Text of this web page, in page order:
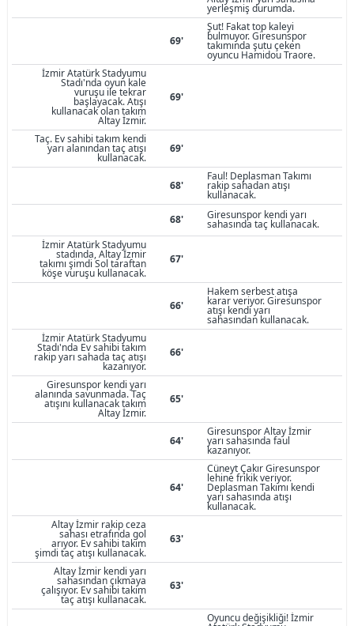
yerleşmiş durumda.
69'
Şut! Fakat top kaleyi
bulmuyor. Giresunspor
takımında şutu çeken
oyuncu Hamidou Traore.
İzmir Atatürk Stadyumu
Stadı'nda oyun kale
vuruşu ile tekrar
başlayacak. Atışı
kullanacak olan takım
Altay İzmir.
69'
Taç. Ev sahibi takım kendi
yarı alanından taç atışı
kullanacak.
69'
68'
Faul! Deplasman Takımı
rakip sahadan atışı
kullanacak.
68'
Giresunspor kendi yarı
sahasında taç kullanacak.
İzmir Atatürk Stadyumu
stadında, Altay İzmir
takımı şimdi Sol taraftan
köşe vuruşu kullanacak.
67'
66'
Hakem serbest atışa
karar veriyor. Giresunspor
atışı kendi yarı
sahasından kullanacak.
İzmir Atatürk Stadyumu
Stadı'nda Ev sahibi takım
rakip yarı sahada taç atışı
kazanıyor.
66'
Giresunspor kendi yarı
alanında savunmada. Taç
atışını kullanacak takım
Altay İzmir.
65'
64'
Giresunspor Altay İzmir
yarı sahasında faul
kazanıyor.
64'
Cüneyt Çakır Giresunspor
lehine frikik veriyor.
Deplasman Takımı kendi
yarı sahasında atışı
kullanacak.
Altay İzmir rakip ceza
sahası etrafında gol
arıyor. Ev sahibi takım
şimdi taç atışı kullanacak.
63'
Altay İzmir kendi yarı
sahasından çıkmaya
çalışıyor. Ev sahibi takım
taç atışı kullanacak.
63'
Oyuncu değişikliği! İzmir